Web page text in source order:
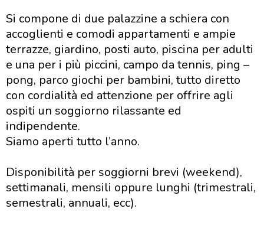
Si compone di due palazzine a schiera con
accoglienti e comodi appartamenti e ampie
terrazze, giardino, posti auto, piscina per adulti
e una per i più piccini, campo da tennis, ping –
pong, parco giochi per bambini, tutto diretto
con cordialità ed attenzione per offrire agli
ospiti un soggiorno rilassante ed
indipendente.
Siamo aperti tutto l’anno.
Disponibilità per soggiorni brevi (weekend),
settimanali, mensili oppure lunghi (trimestrali,
semestrali, annuali, ecc).